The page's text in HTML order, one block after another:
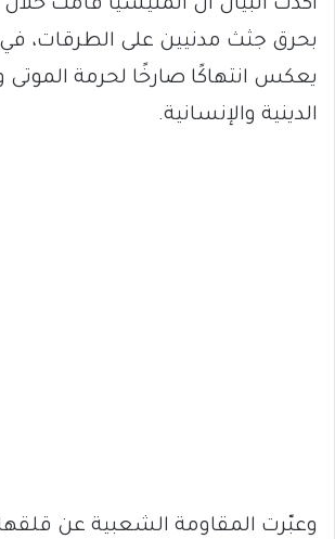
أكدت البيان أن المليشيا قامت خلال
بحرق جثث مدنيين على الطرقات،
يعكس انتهاكًا صارخًا لحرمة الموتى
الدينية والإنسانية.
وعبّرت المقاومة الشعبية عن